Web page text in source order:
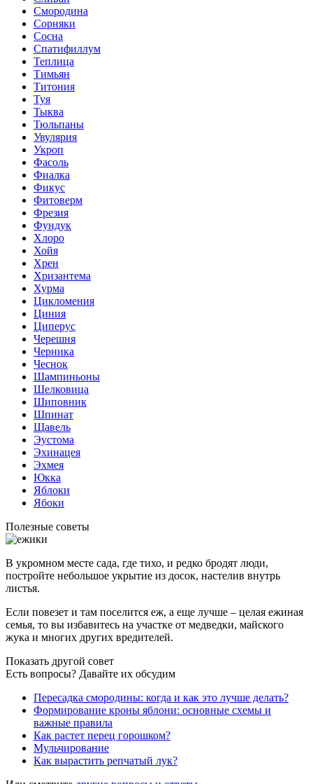
Смородина
Сорняки
Сосна
Спатифиллум
Теплица
Тимьян
Титония
Туя
Тыква
Тюльпаны
Увулярия
Укроп
Фасоль
Фиалка
Фикус
Фитоверм
Фрезия
Фундук
Хлоро
Хойя
Хрен
Хризантема
Хурма
Цикломения
Циния
Циперус
Черешня
Черника
Чеснок
Шампиньоны
Шелковица
Шиповник
Шпинат
Щавель
Эустома
Эхинацея
Эхмея
Юкка
Яблоки
Ябоки
Полезные советы
В укромном месте сада, где тихо, и редко бродят люди,
постройте небольшое укрытие из досок, настелив внутрь
листья.
Если повезет и там поселится еж, а еще лучше – целая ежиная
семья, то вы избавитесь на участке от медведки, майского
жука и многих других вредителей.
Показать другой совет
Есть вопросы? Давайте их обсудим
Пересадка смородины: когда и как это лучше делать?
Формирование кроны яблони: основные схемы и
важные правила
Как растет перец горошком?
Мульчирование
Как вырастить репчатый лук?